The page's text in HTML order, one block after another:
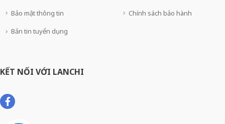
Bảo mật thông tin
Bản tin tuyển dụng
Chính sách bảo hành
KẾT NỐI VỚI LANCHI